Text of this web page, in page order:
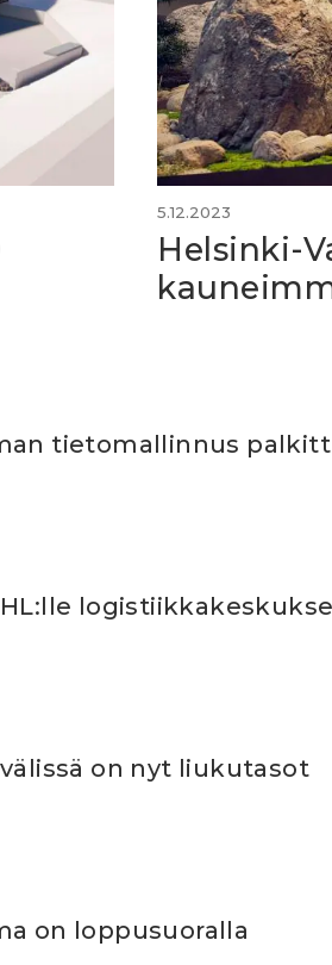
5.12.2023
Helsinki-
tietomallinnus
on nyt liukutasot
on loppusuoralla